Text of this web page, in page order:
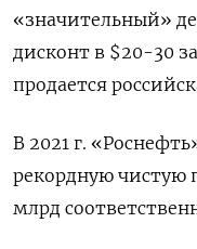
«значительный»
дисконт в $20-30
продается
В 2021 г.
рекордную чистую
млрд